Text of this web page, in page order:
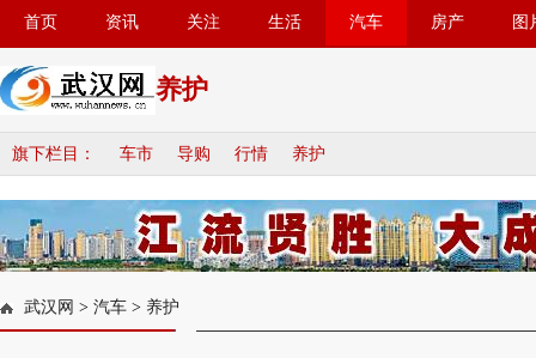
首页 资讯 关注 生活 汽车 房产 图
养护
旗下栏目： 车市 导购 行情 养护
武汉网 > 汽车 > 养护